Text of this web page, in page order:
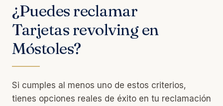
¿Puedes reclamar
Tarjetas revolving en
Móstoles?
Si cumples al menos uno de estos criterios,
tienes opciones reales de éxito en tu reclamación